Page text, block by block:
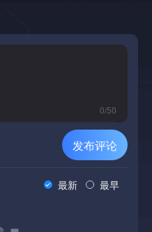
与近距离鞭打打击Boss-专
人，每个都有独特的机制
避，编织和生存日益复杂
合并调整您的游戏风格以
0/50
发布评论
最新 最早